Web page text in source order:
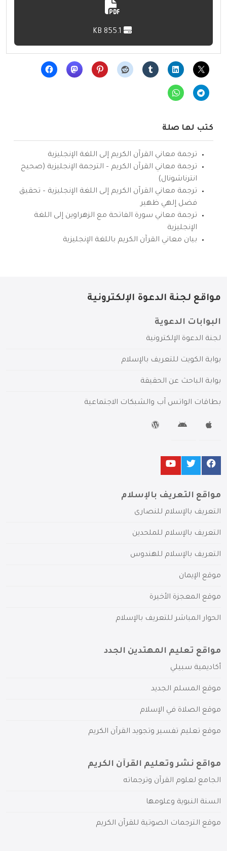
كتب لها صلة
ترجمة معاني القرآن الكريم إلى اللغة الإنجليزية
ترجمة معاني القرآن الكريم – الترجمة الإنجليزية (صحيح
انترناشونال)
ترجمة معاني القرآن الكريم إلى اللغة الإنجليزية – تحقيق
فضل إلهي ظهير
ترجمة معاني سورة الفاتحة مع الزهراوين إلى اللغة
الإنجليزية
بيان معاني القرآن الكريم باللغة الإنجليزية
مواقع لجنة الدعوة الإلكترونية
البوابات الدعوية
لجنة الدعوة الإلكترونية
بوابة الكويت للتعريف بالإسلام
بوابة الباحث عن الحقيقة
بطاقات الواتس آب والشبكات الاجتماعية
مواقع التعريف بالإسلام
التعريف بالإسلام للنصارى
التعريف بالإسلام للملحدين
التعريف بالإسلام للهندوس
موقع الإيمان
موقع المعجزة الأخيرة
الحوار المباشر للتعريف بالإسلام
مواقع تعليم المهتدين الجدد
أكاديمية سبيلي
موقع المسلم الجديد
موقع الصلاة في الإسلام
موقع تعليم تفسير وتجويد القرآن الكريم
مواقع نشر وتعليم القرآن الكريم
الجامع لعلوم القرآن وترجماته
السنة النبوية وعلومها
موقع الترجمات الصوتية للقرآن الكريم